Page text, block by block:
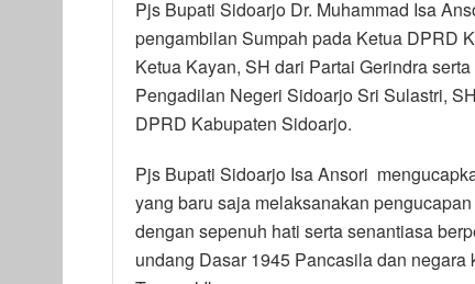
Pjs Bupati Sidoarjo Dr. Muhammad Isa
pengambilan Sumpah pada Ketua DPRD
Ketua Kayan, SH dari Partai Gerindra
Pengadilan Negeri Sidoarjo Sri Sulastri,
DPRD Kabupaten Sidoarjo.
Pjs Bupati Sidoarjo Isa Ansori
yang baru saja melaksanakan
dengan sepenuh hati serta senantiasa
undang Dasar 1945 Pancasila dan